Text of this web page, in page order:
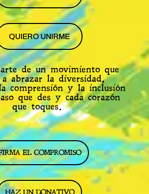
QUIERO UNIRME
deun movimiento que
abrazar la diversidad,
comprensión y la inclusión
que des y cada corazón
que toques.
EL COMPROMISO